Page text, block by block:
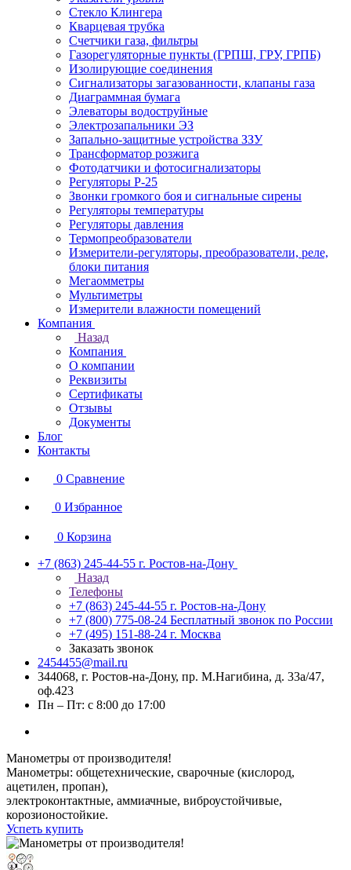
Стекло Клингера
Кварцевая трубка
Счетчики газа, фильтры
Газорегуляторные пункты (ГРПШ, ГРУ, ГРПБ)
Изолирующие соединения
Сигнализаторы загазованности, клапаны газа
Диаграммная бумага
Элеваторы водоструйные
Электрозапальники ЭЗ
Запально-защитные устройства ЗЗУ
Трансформатор розжига
Фотодатчики и фотосигнализаторы
Регуляторы Р-25
Звонки громкого боя и сигнальные сирены
Регуляторы температуры
Регуляторы давления
Термопреобразователи
Измерители-регуляторы, преобразователи, реле,
блоки питания
Мегаомметры
Мультиметры
Измерители влажности помещений
Компания
Назад
Компания
О компании
Реквизиты
Сертификаты
Отзывы
Документы
Блог
Контакты
0 Сравнение
0 Избранное
0 Корзина
+7 (863) 245-44-55 г. Ростов-на-Дону
Назад
Телефоны
+7 (863) 245-44-55 г. Ростов-на-Дону
+7 (800) 775-08-24 Бесплатный звонок по России
+7 (495) 151-88-24 г. Москва
Заказать звонок
2454455@mail.ru
344068, г. Ростов-на-Дону, пр. М.Нагибина, д. 33а/47,
оф.423
Пн – Пт: с 8:00 до 17:00
Манометры от производителя!
Манометры: общетехнические, сварочные (кислород,
ацетилен, пропан),
электроконтактные, аммиачные, виброустойчивые,
корозионостойкие.
Успеть купить